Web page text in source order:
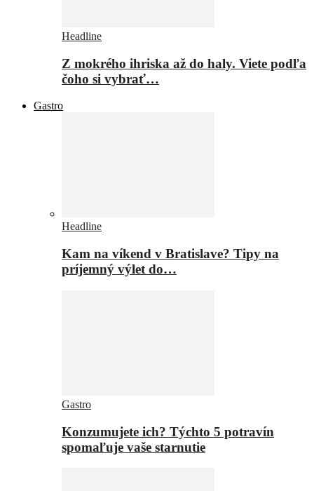
Headline
Z mokrého ihriska až do haly. Viete podľa
čoho si vybrať…
Gastro
Headline
Kam na víkend v Bratislave? Tipy na
príjemný výlet do…
Gastro
Konzumujete ich? Týchto 5 potravín
spomaľuje vaše starnutie